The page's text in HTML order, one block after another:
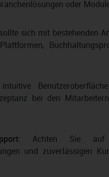
oder
sich mit bestehenden
bei den
: Achten Sie auf
und zuverlässigen